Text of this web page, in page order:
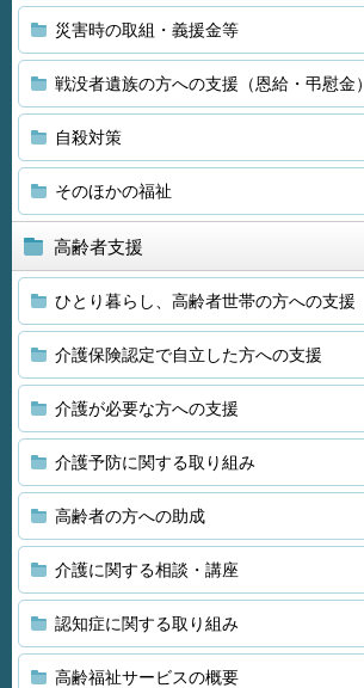
災害時の取組・義援金等
戦没者遺族の方への支援（恩給・弔慰金）
自殺対策
そのほかの福祉
高齢者支援
ひとり暮らし、高齢者世帯の方への支援
介護保険認定で自立した方への支援
介護が必要な方への支援
介護予防に関する取り組み
高齢者の方への助成
介護に関する相談・講座
認知症に関する取り組み
高齢福祉サービスの概要